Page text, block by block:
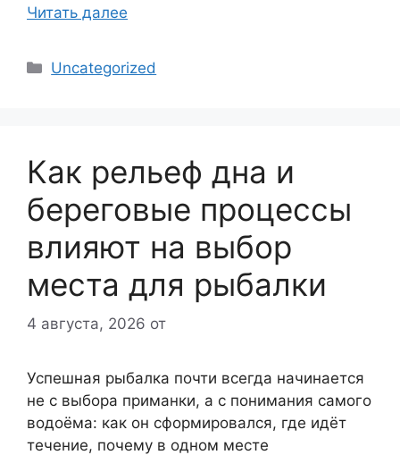
Читать далее
Рубрики
Uncategorized
Как рельеф дна и
береговые процессы
влияют на выбор
места для рыбалки
4 августа, 2026 от
Успешная рыбалка почти всегда начинается
не с выбора приманки, а с понимания самого
водоёма: как он сформировался, где идёт
течение, почему в одном месте